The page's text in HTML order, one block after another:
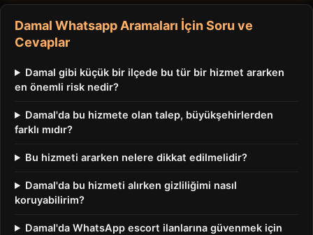
Damal Whatsapp Aramaları İçin Soru ve
Cevaplar
Damal gibi küçük bir ilçede bu tür bir hizmet ararken
en önemli risk nedir?
Damal'da bu hizmete olan talep, büyükşehirlerden
farklı mıdır?
Bu hizmeti ararken nelere dikkat edilmelidir?
Damal'da bu hizmeti alırken gizliliğimi nasıl
koruyabilirim?
Damal'da WhatsApp escort ilanlarına güvenmek için